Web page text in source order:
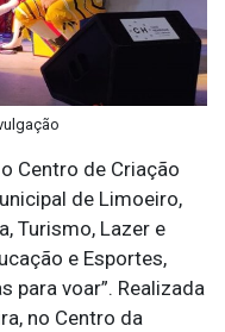
Centro de Criação
de Limoeiro,
Turismo, Lazer e
e Esportes,
para voar”. Realizada
no Centro da